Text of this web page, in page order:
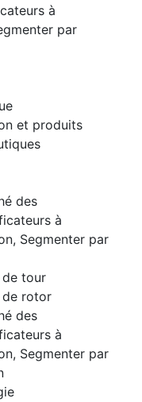
à
par
et produits
des
à
Segmenter par
de tour
de rotor
des
à
Segmenter par